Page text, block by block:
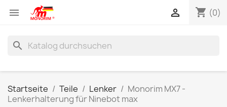
 shopping_cart (0)

search
Startseite Teile Lenker
Monorim MX7 -
Lenkerhalterung für Ninebot max